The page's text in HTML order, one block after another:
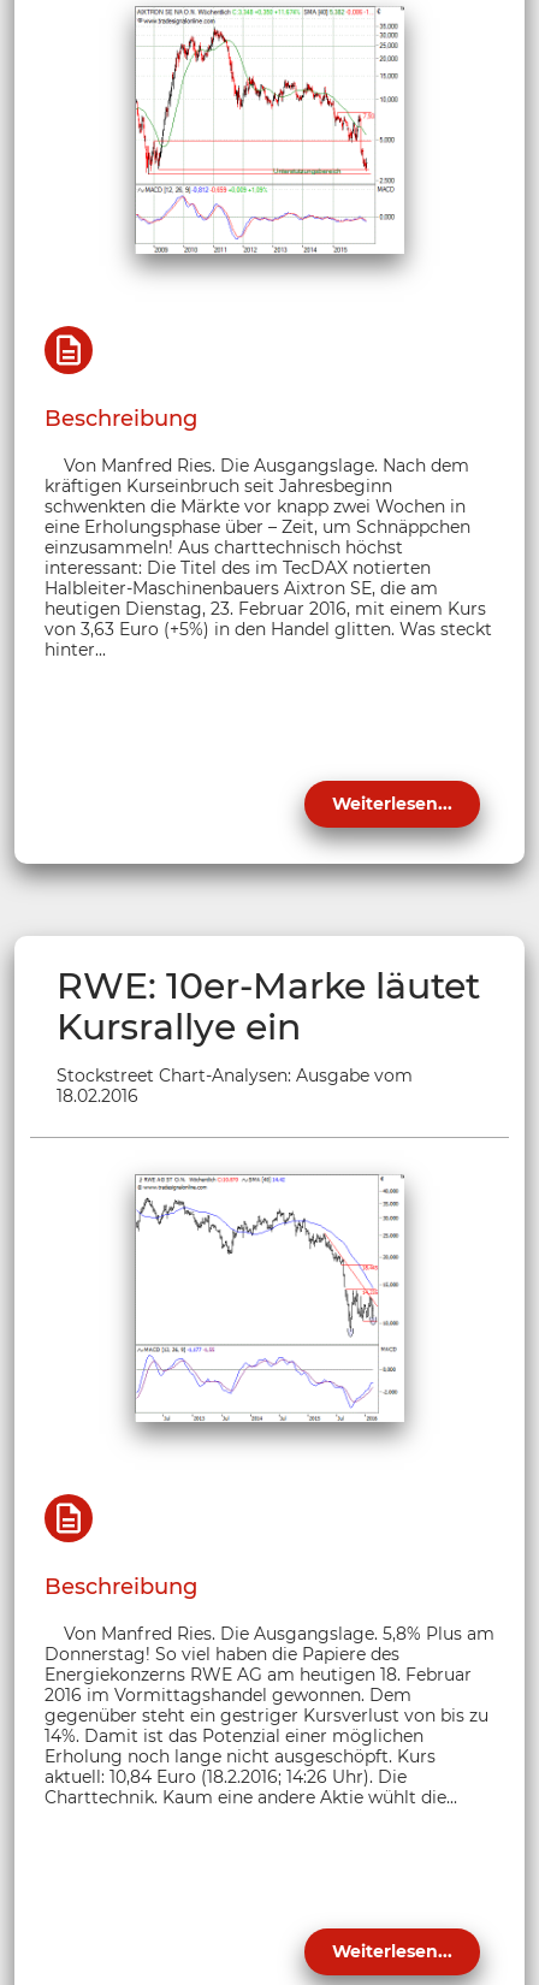
Beschreibung
Von Manfred Ries. Die Ausgangslage. Nach dem
kräftigen Kurseinbruch seit Jahresbeginn
schwenkten die Märkte vor knapp zwei Wochen in
eine Erholungsphase über – Zeit, um Schnäppchen
einzusammeln! Aus charttechnisch höchst
interessant: Die Titel des im TecDAX notierten
Halbleiter-Maschinenbauers Aixtron SE, die am
heutigen Dienstag, 23. Februar 2016, mit einem Kurs
von 3,63 Euro (+5%) in den Handel glitten. Was steckt
hinter...
Weiterlesen...
RWE: 10er-Marke läutet
Kursrallye ein
Stockstreet Chart-Analysen: Ausgabe vom
18.02.2016
Beschreibung
Von Manfred Ries. Die Ausgangslage. 5,8% Plus am
Donnerstag! So viel haben die Papiere des
Energiekonzerns RWE AG am heutigen 18. Februar
2016 im Vormittagshandel gewonnen. Dem
gegenüber steht ein gestriger Kursverlust von bis zu
14%. Damit ist das Potenzial einer möglichen
Erholung noch lange nicht ausgeschöpft. Kurs
aktuell: 10,84 Euro (18.2.2016; 14:26 Uhr). Die
Charttechnik. Kaum eine andere Aktie wühlt die...
Weiterlesen...